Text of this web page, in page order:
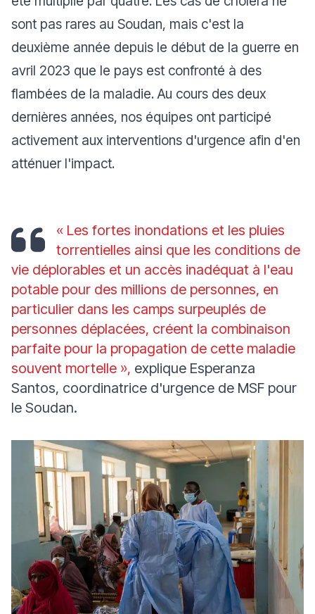
sont pas rares au Soudan, mais c'est la
deuxième année depuis le début de la guerre en
avril 2023 que le pays est confronté à des
flambées de la maladie. Au cours des deux
dernières années, nos équipes ont participé
activement aux interventions d'urgence afin d'en
atténuer l'impact.
« Les fortes inondations et les pluies
torrentielles ainsi que les conditions de
vie déplorables et un accès inadéquat à l'eau
potable pour des millions de personnes, en
particulier dans les camps surpeuplés de
personnes déplacées, créent la combinaison
parfaite pour la propagation de cette maladie
souvent mortelle », explique Esperanza
Santos, coordinatrice d'urgence de MSF pour
le Soudan.